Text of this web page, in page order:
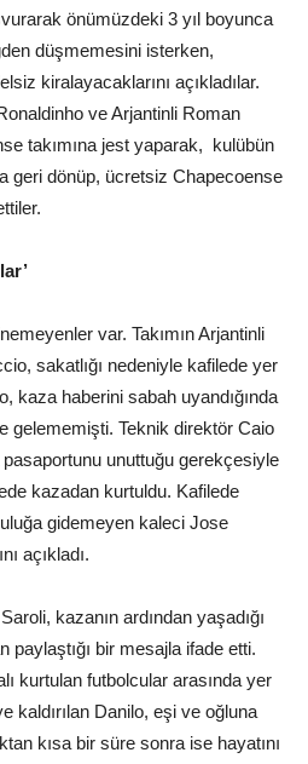
önümüzdeki 3 yıl boyunca
düşmemesini isterken,
kiralayacaklarını açıkladılar.
ve Arjantinli Roman
takımına jest yaparak, kulübün
geri dönüp, ücretsiz Chapecoense
var. Takımın Arjantinli
sakatlığı nedeniyle kafilede yer
kaza haberini sabah uyandığında
gelememişti. Teknik direktör Caio
unuttuğu gerekçesiyle
kazadan kurtuldu. Kafilede
gidemeyen kaleci Jose
açıkladı.
kazanın ardından yaşadığı
paylaştığı bir mesajla ifade etti.
kurtulan futbolcular arasında yer
kaldırılan Danilo, eşi ve oğluna
kısa bir süre sonra ise hayatını